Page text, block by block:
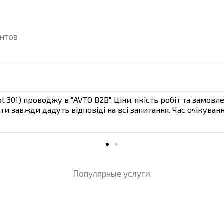
проводжу в "AVTO B2B". Ціни, якість робіт та
завжди дадуть відповіді на всі запитання. Час
Популярные услуги